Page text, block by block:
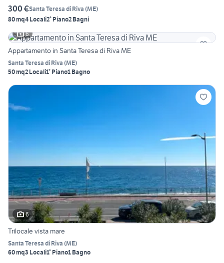
300 €Santa Teresa di Riva (ME)
80 mq4 Locali2° Piano2 Bagni
6
Appartamento in Santa Teresa di Riva ME
Santa Teresa di Riva (ME)
50 mq2 Locali1° Piano1 Bagno
6
Trilocale vista mare
Santa Teresa di Riva (ME)
60 mq3 Locali1° Piano1 Bagno